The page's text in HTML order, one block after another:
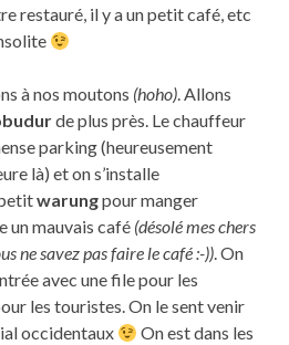
restauré, il y a un petit café, etc
à nos moutons (hoho). Allons
de plus près. Le chauffeur
parking (heureusement
là) et on s’installe
warungpour manger
un mauvais café (désolé mes chers
ne savez pas faire le café :-)). On
avec une file pour les
les touristes. On le sent venir
occidentaux
On est dans les